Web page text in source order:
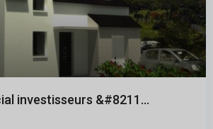
investisseurs &#8211...